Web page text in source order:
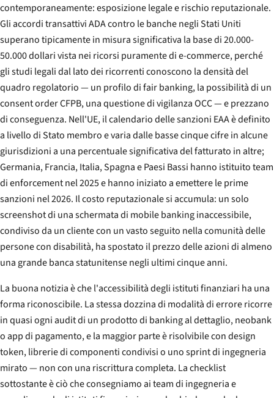
contemporaneamente: esposizione legale e rischio reputazionale.
Gli accordi transattivi ADA contro le banche negli Stati Uniti
superano tipicamente in misura significativa la base di 20.000-
50.000 dollari vista nei ricorsi puramente di e-commerce, perché
gli studi legali dal lato dei ricorrenti conoscono la densità del
quadro regolatorio — un profilo di fair banking, la possibilità di un
consent order CFPB, una questione di vigilanza OCC — e prezzano
di conseguenza. Nell'UE, il calendario delle sanzioni EAA è definito
a livello di Stato membro e varia dalle basse cinque cifre in alcune
giurisdizioni a una percentuale significativa del fatturato in altre;
Germania, Francia, Italia, Spagna e Paesi Bassi hanno istituito team
di enforcement nel 2025 e hanno iniziato a emettere le prime
sanzioni nel 2026. Il costo reputazionale si accumula: un solo
screenshot di una schermata di mobile banking inaccessibile,
condiviso da un cliente con un vasto seguito nella comunità delle
persone con disabilità, ha spostato il prezzo delle azioni di almeno
una grande banca statunitense negli ultimi cinque anni.
La buona notizia è che l'accessibilità degli istituti finanziari ha una
forma riconoscibile. La stessa dozzina di modalità di errore ricorre
in quasi ogni audit di un prodotto di banking al dettaglio, neobank
o app di pagamento, e la maggior parte è risolvibile con design
token, librerie di componenti condivisi o uno sprint di ingegneria
mirato — non con una riscrittura completa. La checklist
sottostante è ciò che consegniamo ai team di ingegneria e